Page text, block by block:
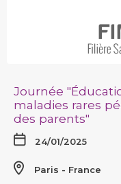
Journée
maladies rares
des parents"
24/01/2025
Paris France